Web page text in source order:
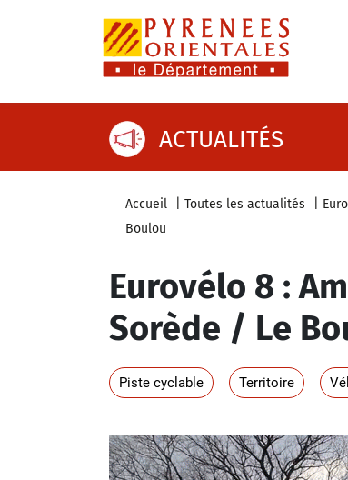
ACTUALITÉS
Accueil Toutes les actualités
Boulou
Eurovélo 8 :
Sorède / Le
Piste cyclable Territoire